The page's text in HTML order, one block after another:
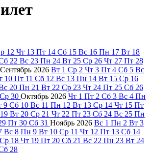
12 Чт 13 Пт 14 Сб 15 Вс 16 Пн 17 Вт 18
22 Вс 23 Пн 24 Вт 25 Ср 26 Чт 27 Пт 28
Сентябрь 2026 Вт 1 Ср 2 Чт 3 Пт 4 Сб 5 Вс
10 Пт 11 Сб 12 Вс 13 Пн 14 Вт 15 Ср 16
20 Пн 21 Вт 22 Ср 23 Чт 24 Пт 25 Сб 26
Ср 30 Октябрь 2026 Чт 1 Пт 2 Сб 3 Вс 4 Пн
9 Сб 10 Вс 11 Пн 12 Вт 13 Ср 14 Чт 15 Пт
19 Вт 20 Ср 21 Чт 22 Пт 23 Сб 24 Вс 25 Пн
Пт 30 Сб 31 Ноябрь 2026 Вс 1 Пн 2 Вт 3
Вс 8 Пн 9 Вт 10 Ср 11 Чт 12 Пт 13 Сб 14
Ср 18 Чт 19 Пт 20 Сб 21 Вс 22 Пн 23 Вт 24
28